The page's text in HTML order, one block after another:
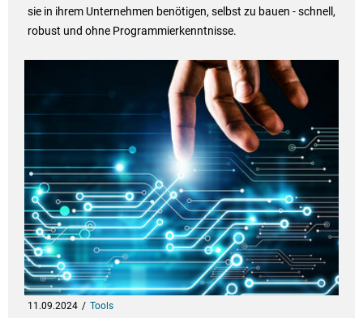
sie in ihrem Unternehmen benötigen, selbst zu bauen - schnell,
robust und ohne Programmierkenntnisse.
11.09.2024 Tools